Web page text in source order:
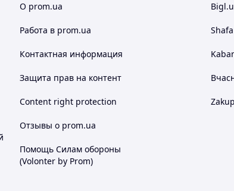
О prom.ua
Работа в prom.ua
Контактная информация
Защита прав на контент
Content right protection
Отзывы о prom.ua
Помощь Силам обороны
(Volonter by Prom)
Shafa